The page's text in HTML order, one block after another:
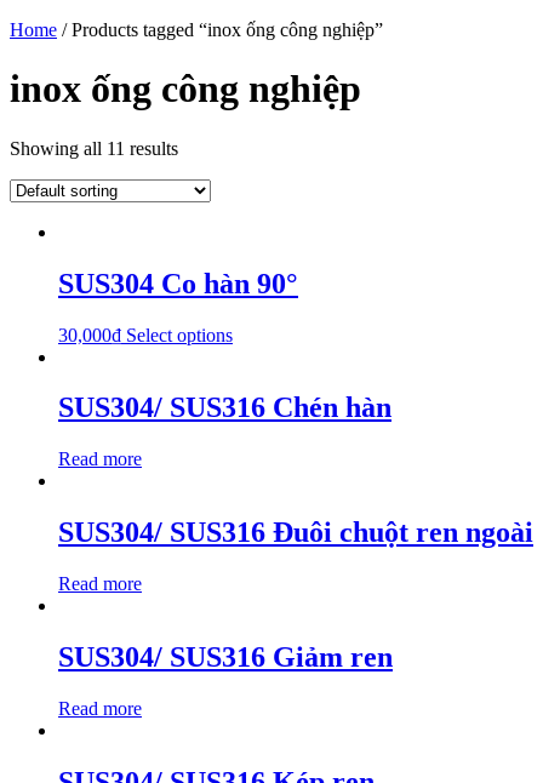
Home / Products tagged “inox ống công nghiệp”
inox ống công nghiệp
Showing all 11 results
SUS304 Co hàn 90°
30,000₫ Select options
SUS304/ SUS316 Chén hàn
Read more
SUS304/ SUS316 Đuôi chuột ren ngoài
Read more
SUS304/ SUS316 Giảm ren
Read more